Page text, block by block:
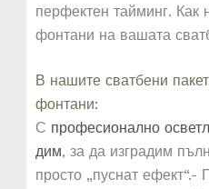
перфектен тайминг. Как
фонтани на вашата
В нашите сватбени
фонтани:
С професионално
дим, за да изградим
просто „пуснат